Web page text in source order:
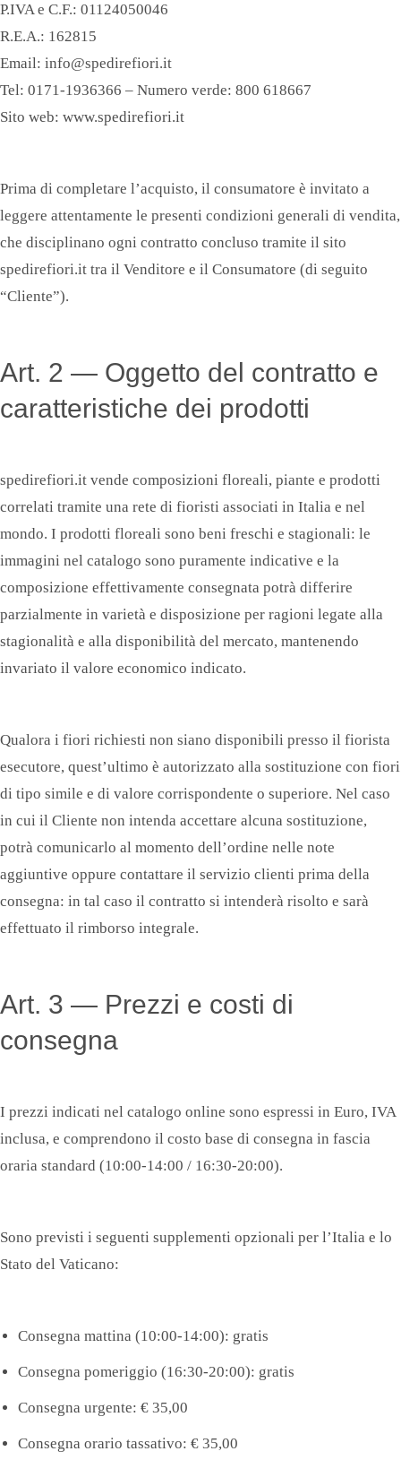
P.IVA e C.F.: 01124050046
R.E.A.: 162815
Email: info@spedirefiori.it
Tel: 0171-1936366 – Numero verde: 800 618667
Sito web: www.spedirefiori.it
Prima di completare l’acquisto, il consumatore è invitato a
leggere attentamente le presenti condizioni generali di vendita,
che disciplinano ogni contratto concluso tramite il sito
spedirefiori.it tra il Venditore e il Consumatore (di seguito
“Cliente”).
Art. 2 — Oggetto del contratto e
caratteristiche dei prodotti
spedirefiori.it vende composizioni floreali, piante e prodotti
correlati tramite una rete di fioristi associati in Italia e nel
mondo. I prodotti floreali sono beni freschi e stagionali: le
immagini nel catalogo sono puramente indicative e la
composizione effettivamente consegnata potrà differire
parzialmente in varietà e disposizione per ragioni legate alla
stagionalità e alla disponibilità del mercato, mantenendo
invariato il valore economico indicato.
Qualora i fiori richiesti non siano disponibili presso il fiorista
esecutore, quest’ultimo è autorizzato alla sostituzione con fiori
di tipo simile e di valore corrispondente o superiore. Nel caso
in cui il Cliente non intenda accettare alcuna sostituzione,
potrà comunicarlo al momento dell’ordine nelle note
aggiuntive oppure contattare il servizio clienti prima della
consegna: in tal caso il contratto si intenderà risolto e sarà
effettuato il rimborso integrale.
Art. 3 — Prezzi e costi di
consegna
I prezzi indicati nel catalogo online sono espressi in Euro, IVA
inclusa, e comprendono il costo base di consegna in fascia
oraria standard (10:00-14:00 / 16:30-20:00).
Sono previsti i seguenti supplementi opzionali per l’Italia e lo
Stato del Vaticano:
Consegna mattina (10:00-14:00): gratis
Consegna pomeriggio (16:30-20:00): gratis
Consegna urgente: € 35,00
Consegna orario tassativo: € 35,00